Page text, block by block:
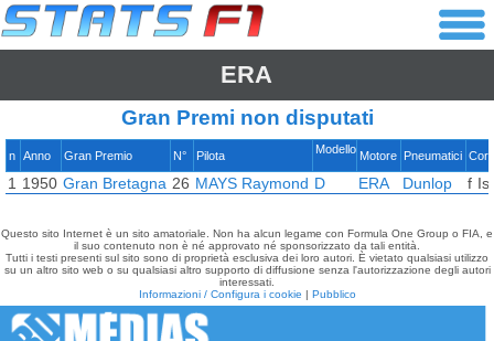
ERA
Gran Premi non disputati
n Anno Gran Premio N° Pilota Modello Motore Pneumatici
1 1950 Gran Bretagna 26 MAYS Raymond D ERA Dunlop f
Questo sito Internet è un sito amatoriale. Non ha alcun legame con Formula One Group o FIA, e
il suo contenuto non è né approvato né sponsorizzato da tali entità.
Tutti i testi presenti sul sito sono di proprietà esclusiva dei loro autori. È vietato qualsiasi utilizzo
su un altro sito web o su qualsiasi altro supporto di diffusione senza l'autorizzazione degli autori
interessati.
Informazioni / Configura i cookie | Pubblico